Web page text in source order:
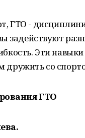
ГТО -
задействуют
Эти
дружить со
ГТО